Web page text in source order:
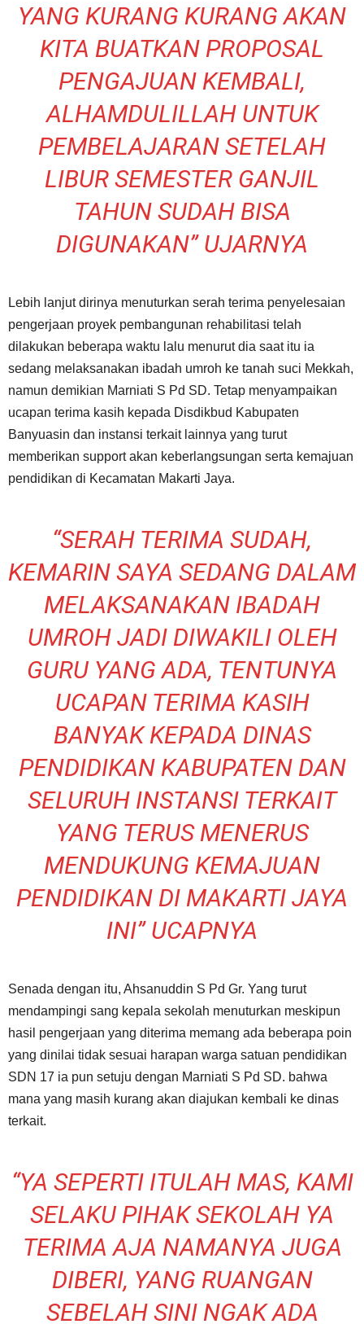
YANG KURANG KURANG AKAN
KITA BUATKAN PROPOSAL
PENGAJUAN KEMBALI,
ALHAMDULILLAH UNTUK
PEMBELAJARAN SETELAH
LIBUR SEMESTER GANJIL
TAHUN SUDAH BISA
DIGUNAKAN” UJARNYA
Lebih lanjut dirinya menuturkan serah terima penyelesaian
pengerjaan proyek pembangunan rehabilitasi telah
dilakukan beberapa waktu lalu menurut dia saat itu ia
sedang melaksanakan ibadah umroh ke tanah suci Mekkah,
namun demikian Marniati S Pd SD. Tetap menyampaikan
ucapan terima kasih kepada Disdikbud Kabupaten
Banyuasin dan instansi terkait lainnya yang turut
memberikan support akan keberlangsungan serta kemajuan
pendidikan di Kecamatan Makarti Jaya.
“SERAH TERIMA SUDAH,
KEMARIN SAYA SEDANG DALAM
MELAKSANAKAN IBADAH
UMROH JADI DIWAKILI OLEH
GURU YANG ADA, TENTUNYA
UCAPAN TERIMA KASIH
BANYAK KEPADA DINAS
PENDIDIKAN KABUPATEN DAN
SELURUH INSTANSI TERKAIT
YANG TERUS MENERUS
MENDUKUNG KEMAJUAN
PENDIDIKAN DI MAKARTI JAYA
INI” UCAPNYA
Senada dengan itu, Ahsanuddin S Pd Gr. Yang turut
mendampingi sang kepala sekolah menuturkan meskipun
hasil pengerjaan yang diterima memang ada beberapa poin
yang dinilai tidak sesuai harapan warga satuan pendidikan
SDN 17 ia pun setuju dengan Marniati S Pd SD. bahwa
mana yang masih kurang akan diajukan kembali ke dinas
terkait.
“YA SEPERTI ITULAH MAS, KAMI
SELAKU PIHAK SEKOLAH YA
TERIMA AJA NAMANYA JUGA
DIBERI, YANG RUANGAN
SEBELAH SINI NGAK ADA